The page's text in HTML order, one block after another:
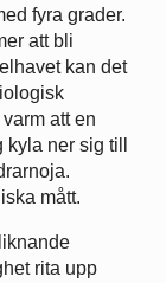
fyra grader.
att bli
kan det
att en
ner sig till
mått.
rita upp